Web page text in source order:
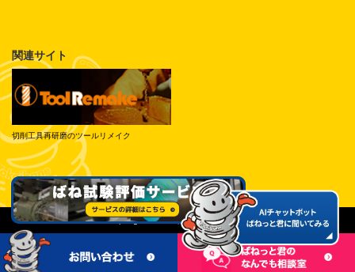
関連サイト
切削工具再研磨のツールリメイク
© Tokai Spring Industries, Inc. All Rights Reserved.